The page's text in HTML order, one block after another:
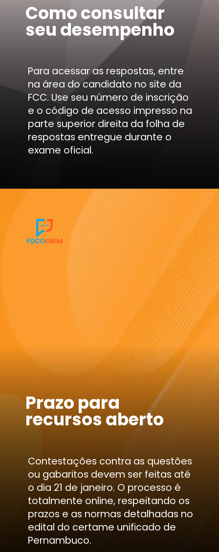
Para acessar as respostas, entre
na área do candidato no site da
FCC. Use seu número de inscrição
e o código de acesso impresso na
parte superior direita da folha de
respostas entregue durante o
exame oficial.
Como consultar
seu desempenho
Contestações contra as questões
ou gabaritos devem ser feitas até
o dia 21 de janeiro. O processo é
totalmente online, respeitando os
prazos e as normas detalhadas no
edital do certame unificado de
Pernambuco.
Prazo para
recursos aberto